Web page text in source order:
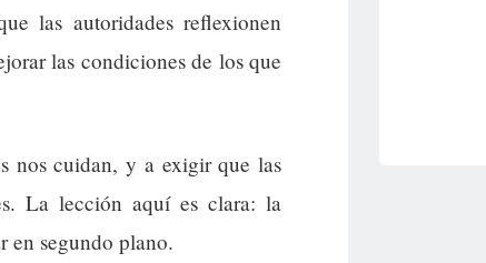
las autoridades reflexionen
las condiciones de los que
nos cuidan, y a exigir que las
La lección aquí es clara: la
en segundo plano.